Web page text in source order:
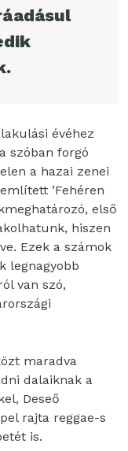
évéhez
szóban forgó
a hazai zenei
’Fehéren
első
hiszen
Ezek a számok
legnagyobb
van szó,
maradva
dalaiknak a
Deseő
rajta reggae-s
is.